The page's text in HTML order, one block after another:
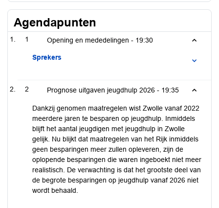
Agendapunten
1 Opening en mededelingen - 19:30
Sprekers
2 Prognose uitgaven jeugdhulp 2026 - 19:35
Dankzij genomen maatregelen wist Zwolle vanaf 2022
meerdere jaren te besparen op jeugdhulp. Inmiddels
blijft het aantal jeugdigen met jeugdhulp in Zwolle
gelijk. Nu blijkt dat maatregelen van het Rijk inmiddels
geen besparingen meer zullen opleveren, zijn de
oplopende besparingen die waren ingeboekt niet meer
realistisch. De verwachting is dat het grootste deel van
de begrote besparingen op jeugdhulp vanaf 2026 niet
wordt behaald.